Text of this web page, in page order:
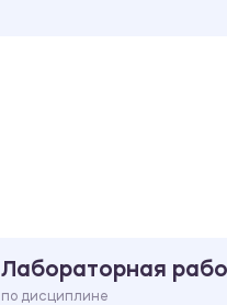
Лабораторная
по дисциплине